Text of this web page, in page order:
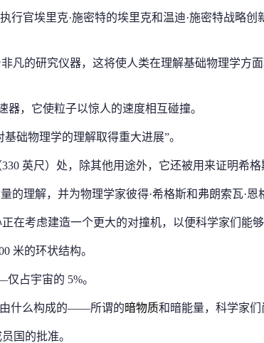
官埃里克·施密特的埃里克和温迪·施密特战略
凡的研究仪器，这将使人类在理解基础物理学方
，它使粒子以惊人的速度相互碰撞。
础物理学的理解取得重大进展”。
英尺）处，除其他用途外，它还被用来证明希
的理解，并为物理学家彼得·希格斯和弗朗索瓦·
在考虑建造一个更大的对撞机，以便科学家们能
米的环状结构。
占宇宙的 5%。
由什么构成的——所谓的暗物质和暗能量，科学家
国的批准。